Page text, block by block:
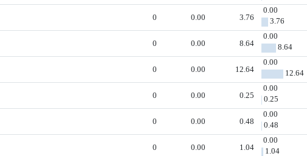
0 0.00 3.76
0.00
3.76
0 0.00 8.64
0.00
8.64
0 0.00 12.64
0.00
12.64
0 0.00 0.25
0.00
0.25
0 0.00 0.48
0.00
0.48
0 0.00 1.04
0.00
1.04